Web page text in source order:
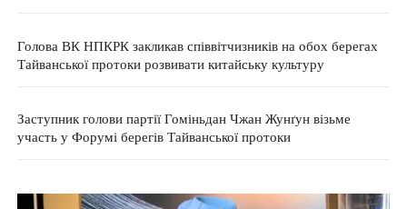
Голова ВК НПКРК закликав співвітчизників на обох берегах
Тайванської протоки розвивати китайську культуру
Заступник голови партії Гоміньдан Чжан Жунґун візьме
участь у Форумі берегів Тайванської протоки